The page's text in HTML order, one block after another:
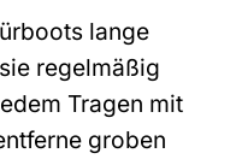
lange
regelmäßig
Tragen mit
groben